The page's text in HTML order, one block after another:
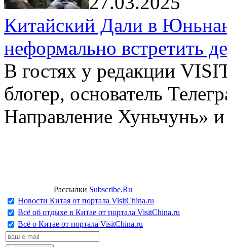
Китайский Дали в
неформально встретить
В гостях у редакции
блогер, основатель
Направление Хуньчунь»
Рассылки Subscribe.Ru
Новости Китая от портала VisitChina.ru
Всё об отдыхе в Китае от портала VisitChina.ru
Всё о Китае от портала VisitChina.ru